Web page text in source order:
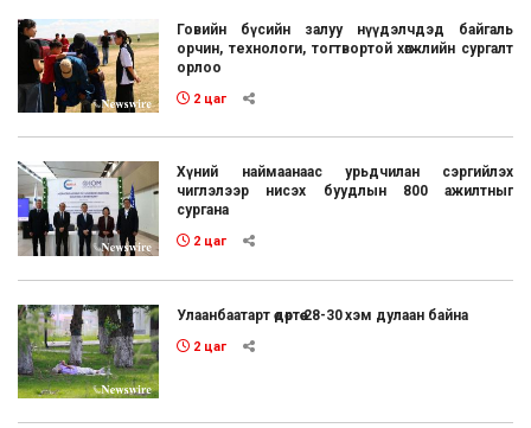
Говийн бүсийн залуу нүүдэлчдэд байгаль
орчин, технологи, тогтвортой хөгжлийн сургалт
орлоо
2 цаг
Хүний наймаанаас урьдчилан сэргийлэх
чиглэлээр нисэх буудлын 800 ажилтныг
сургана
2 цаг
Улаанбаатарт өдөртөө 28-30 хэм дулаан байна
2 цаг